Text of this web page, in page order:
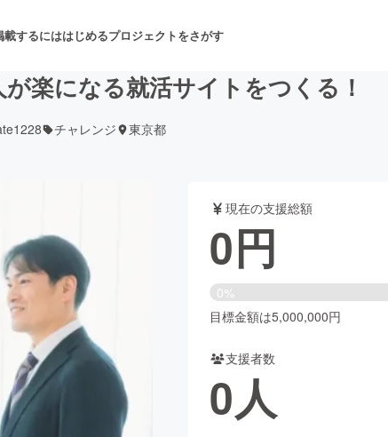
載するにははじめるプロジェクトをさがす
舞台・パフォーマンス
ビューティー・ヘルスケア
楽になる就活サイトをつくる！
チャレンジ 東京都
現在の支援総額
0円
0%
目標金額は5,000,000円
支援者数
0人